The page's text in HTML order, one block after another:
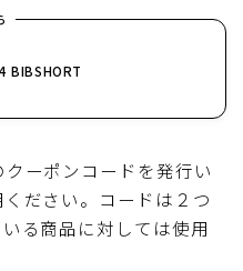
BIBSHORT
ーポンコードを発行い
ださい。コードは２つ
る商品に対しては使用